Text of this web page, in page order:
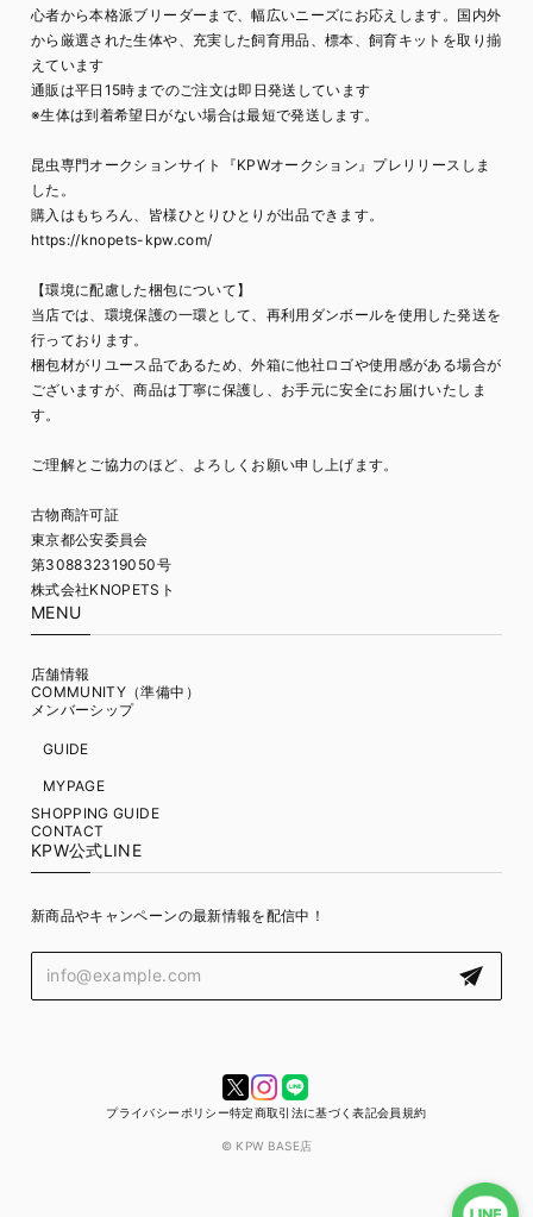
心者から本格派ブリーダーまで、幅広いニーズにお応えします。国内外
から厳選された生体や、充実した飼育用品、標本、飼育キットを取り揃
えています
通販は平日15時までのご注文は即日発送しています
※生体は到着希望日がない場合は最短で発送します。
昆虫専門オークションサイト『KPWオークション』プレリリースしま
した。
購入はもちろん、皆様ひとりひとりが出品できます。
https://knopets-kpw.com/
【環境に配慮した梱包について】
当店では、環境保護の一環として、再利用ダンボールを使用した発送を
行っております。
梱包材がリユース品であるため、外箱に他社ロゴや使用感がある場合が
ございますが、商品は丁寧に保護し、お手元に安全にお届けいたしま
す。
ご理解とご協力のほど、よろしくお願い申し上げます。
古物商許可証
東京都公安委員会
第308832319050号
株式会社KNOPETSト
MENU
店舗情報
COMMUNITY（準備中）
メンバーシップ
GUIDE
MYPAGE
SHOPPING GUIDE
CONTACT
KPW公式LINE
新商品やキャンペーンの最新情報を配信中！
プライバシーポリシー特定商取引法に基づく表記会員規約
© KPW BASE店